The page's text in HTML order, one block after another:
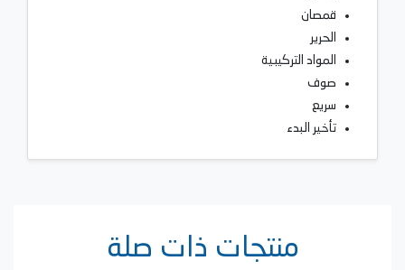
قمصان
الحرير
المواد التركيبية
صوف
سريع
تأخير البدء
منتجات ذات صلة